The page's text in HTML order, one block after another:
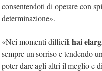
consentendoti di operare con
determinazione».
«Nei momenti difficili hai
sempre un sorriso e tendendo
poter dare agli altri il meglio e